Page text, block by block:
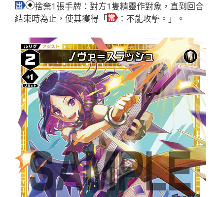
捨棄1張手牌：對方1隻精靈作對象，直到回合
結束時為止，使其獲得「
：不能攻擊。」。